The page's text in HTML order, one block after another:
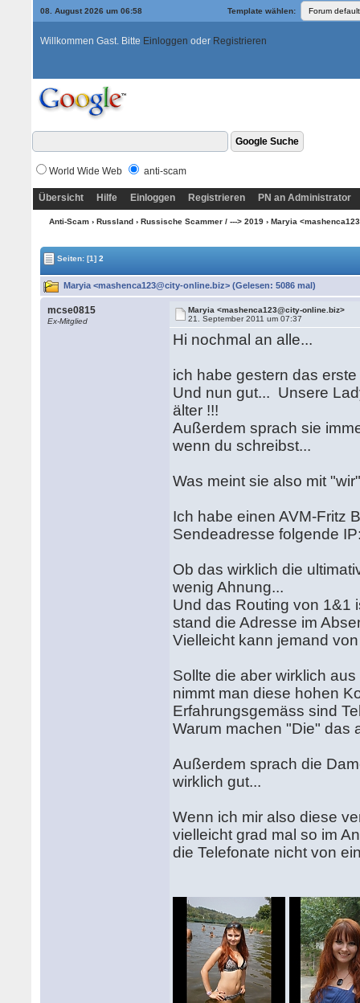
08. August 2026 um 06:58 Template wählen:
Willkommen Gast. Bitte Einloggen oder Registrieren
World Wide Web anti-scam
Übersicht Hilfe Einloggen Registrieren PN an Administrator
Anti-Scam› Russland› Russische Scammer / ---> 2019› Maryia
Seiten:[1] 2
Maryia <mashenca123@city-online.biz> (Gelesen: 5086 mal)
mcse0815
Ex-Mitglied
Maryia <mashenca123@city-online.biz>
21. September 2011 um 07:37
Hi nochmal an alle...
ich habe gestern das
Und nun gut... Unsere
älter !!!
Außerdem sprach sie
wenn du schreibst...
Was meint sie also mit
Ich habe einen AVM-Fritz
Sendeadresse folgende
Ob das wirklich die
wenig Ahnung...
Und das Routing von 1&1
stand die Adresse im
Vielleicht kann jemand
Sollte die aber wirklich
nimmt man diese hohen
Erfahrungsgemäss sind
Warum machen "Die" das
Außerdem sprach die
wirklich gut...
Wenn ich mir also diese
vielleicht grad mal so im
die Telefonate nicht von